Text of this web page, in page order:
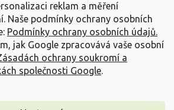
reklam a měření
Naše podmínky ochrany osobních
Podmínky ochrany osobních údajů.
jak Google zpracovává vaše osobní
ochrany soukromí a
společnosti Google.
Vytvořil Shoptet